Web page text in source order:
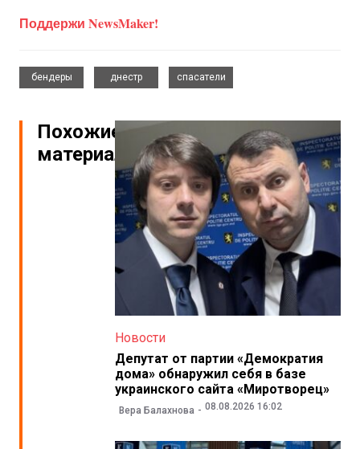
Поддержи NewsMaker!
бендеры
днестр
спасатели
Похожие
материалы
Новости
Депутат от партии «Демократия
дома» обнаружил себя в базе
украинского сайта «Миротворец»
Вера Балахнова 08.08.2026 16:02